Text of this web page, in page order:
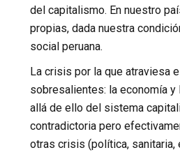
del capitalismo. En nuestro
propias, dada nuestra
social peruana.
La crisis por la que atraviesa
sobresalientes: la economía
allá de ello del sistema
contradictoria pero
otras crisis (política,